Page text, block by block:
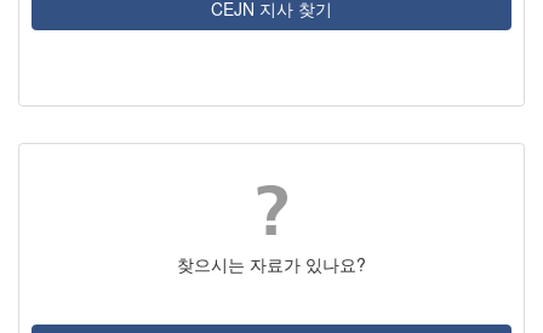
CEJN 지사 찾기
찾으시는 자료가 있나요?